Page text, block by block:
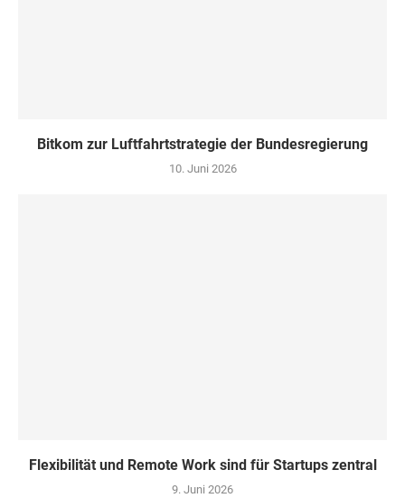
Bitkom zur Luftfahrtstrategie der Bundesregierung
10. Juni 2026
Flexibilität und Remote Work sind für Startups zentral
9. Juni 2026